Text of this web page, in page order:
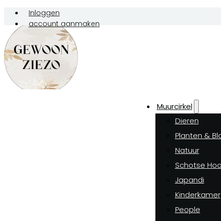
Inloggen
account aanmaken
Muurcirkel
Dieren
Planten &
Natuur
Schotse
Japandi
Kinderkamer
People